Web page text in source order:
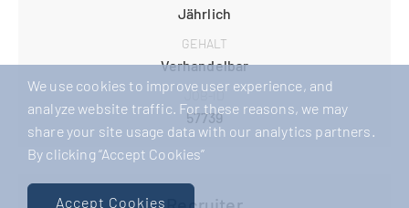
Jährlich
GEHALT
Verhandelbar
JOB-ID
57739
We use cookies to improve user experience, and
analyze website traffic. For these reasons, we may
share your site usage data with our analytics partners.
By clicking “Accept Cookies”
Accept Cookies